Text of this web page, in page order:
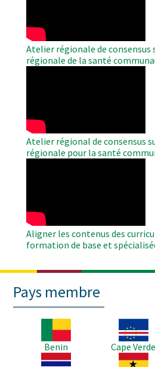
Atelier régionale de consensus
régionale de la santé
Atelier régional de consensus
régionale pour la santé
Aligner les contenus des
formation de base et
Pays membre
Benin
Image
Cape Verde
Image
Image